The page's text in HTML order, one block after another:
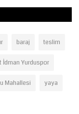
baraj teslim
İdman Yurduspor
Mahallesi yaya